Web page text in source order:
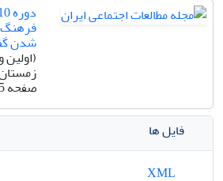
فرهنگ
شدن
زمستان
صفحه
فایل ها